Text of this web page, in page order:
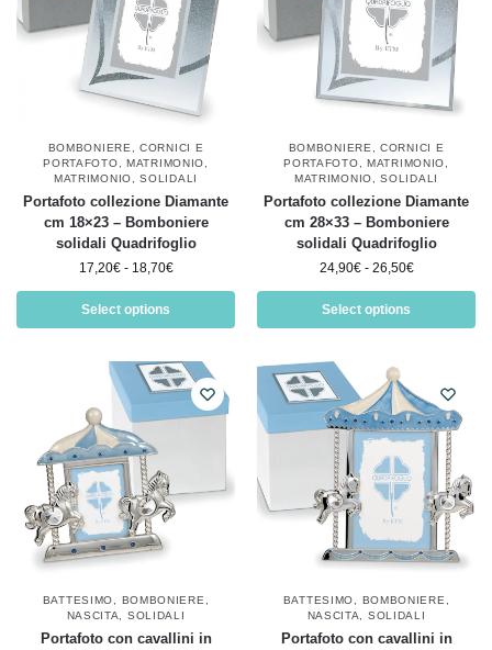
BOMBONIERE ,CORNICI E
PORTAFOTO
MATRIMONIO
MATRIMONIO ,SOLIDALI
Portafoto collezione Diamante
cm 18×23 – Bomboniere
solidali Quadrifoglio
17,20€ - 18,70€
Select options
BOMBONIERE ,CORNICI E
PORTAFOTO
MATRIMONIO
MATRIMONIO ,SOLIDALI
Portafoto collezione Diamante
cm 28×33 – Bomboniere
solidali Quadrifoglio
24,90€ - 26,50€
Select options
BATTESIMO BOMBONIERE
NASCITA
SOLIDALI
Portafoto con cavallini in
BATTESIMO BOMBONIERE
NASCITA
SOLIDALI
Portafoto con cavallini in